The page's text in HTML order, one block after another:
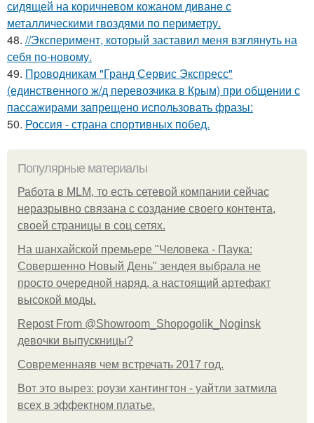
сидящей на коричневом кожаном диване с
металлическими гвоздями по периметру.
48. //Эксперимент, который заставил меня взглянуть на
себя по-новому.
49. Проводникам "Гранд Сервис Экспресс"
(единственного ж/д перевозчика в Крым) при общении с
пассажирами запрещено использовать фразы:
50. Россия - страна спортивных побед.
Популярные материалы
Работа в MLM, то есть сетевой компании сейчас
неразрывно связана с создание своего контента,
своей страницы в соц сетях.
На шанхайской премьере "Человека - Паука:
Совершенно Новый День" зендея выбрала не
просто очередной наряд, а настоящий артефакт
высокой моды.
Repost From @Showroom_Shopogolik_Noginsk
девочки выпускницы?
Современнаяв чем встречать 2017 год.
Вот это вырез: роузи хантингтон - уайтли затмила
всех в эффектном платьe.